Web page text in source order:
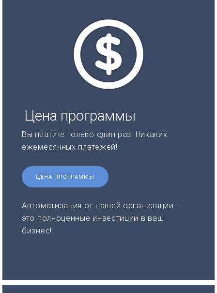
Цена программы
Вы платите только один раз. Никаких
ежемесячных платежей!
ЦЕНА ПРОГРАММЫ
Автоматизация от нашей организации –
это полноценные инвестиции в ваш
бизнес!